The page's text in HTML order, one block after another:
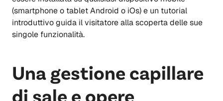
(smartphone o tablet Android o iOs) e un tutorial
introduttivo guida il visitatore alla scoperta delle sue
singole funzionalità.
Una gestione capillare
di sale e opere